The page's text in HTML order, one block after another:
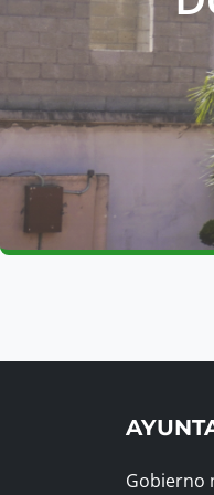
Gobierno